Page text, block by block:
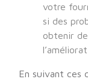
votre
si des
obtenir
En suivant ces